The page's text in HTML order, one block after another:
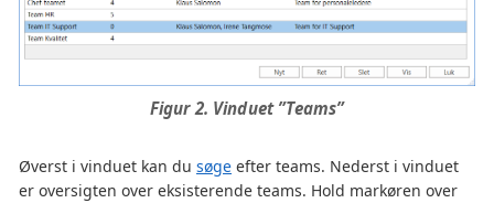
Figur 2. Vinduet ”Teams”
Øverst i vinduet kan du søge efter teams. Nederst i vinduet
er oversigten over eksisterende teams. Hold markøren over